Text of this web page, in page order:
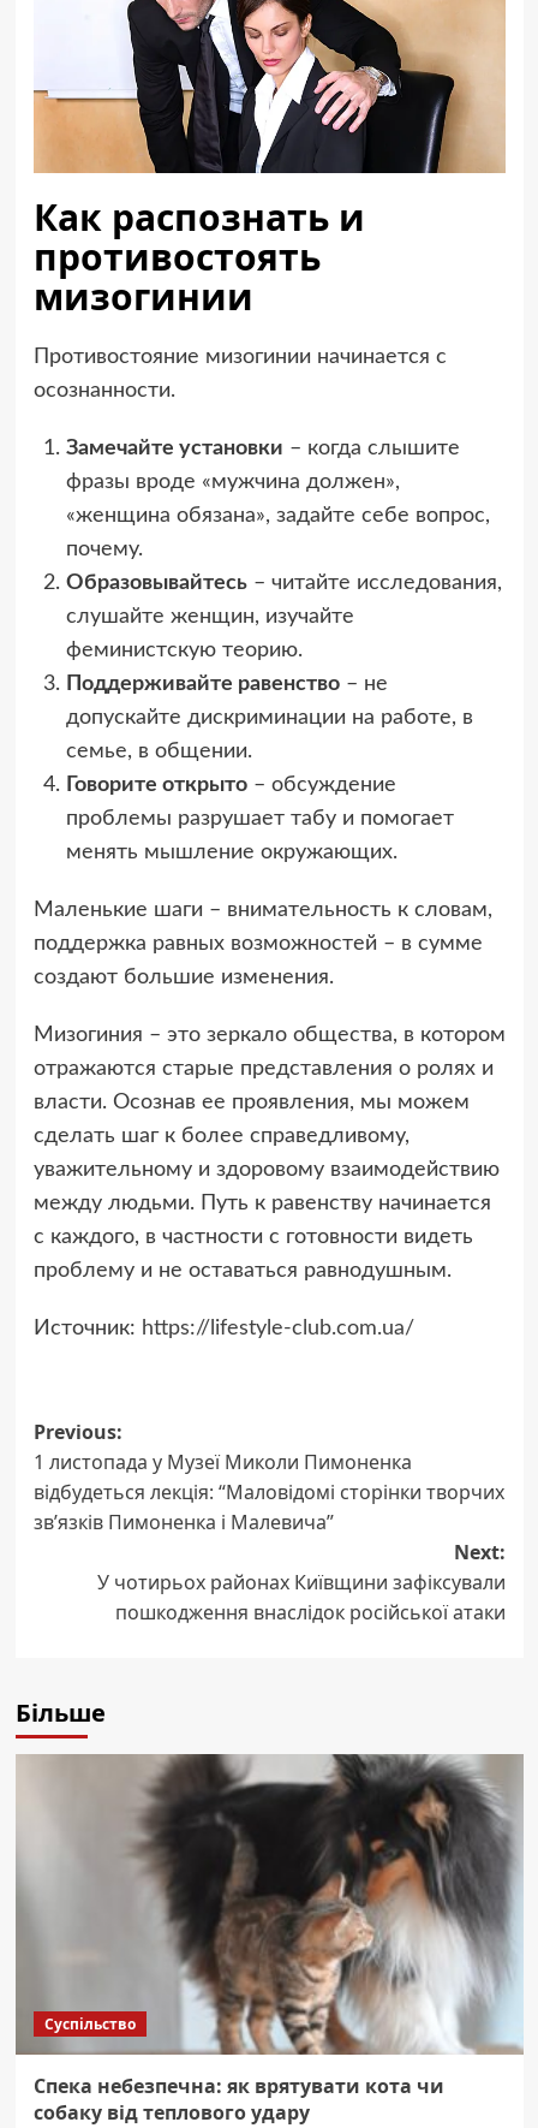
Как распознать и
противостоять
мизогинии
Противостояние мизогинии начинается с
осознанности.
Замечайте установки – когда слышите
фразы вроде «мужчина должен»,
«женщина обязана», задайте себе вопрос,
почему.
Образовывайтесь– читайте исследования,
слушайте женщин, изучайте
феминистскую теорию.
Поддерживайте равенство– не
допускайте дискриминации на работе, в
семье, в общении.
Говорите открыто– обсуждение
проблемы разрушает табу и помогает
менять мышление окружающих.
Маленькие шаги – внимательность к словам,
поддержка равных возможностей – в сумме
создают большие изменения.
Мизогиния – это зеркало общества, в котором
отражаются старые представления о ролях и
власти. Осознав ее проявления, мы можем
сделать шаг к более справедливому,
уважительному и здоровому взаимодействию
между людьми. Путь к равенству начинается
с каждого, в частности с готовности видеть
проблему и не оставаться равнодушным.
Источник: https://lifestyle-club.com.ua/
Post
navigation
Previous:
1 листопада у Музеї Миколи Пимоненка
відбудеться лекція: “Маловідомі сторінки творчих
зв’язків Пимоненка і Малевича”
Next:
У чотирьох районах Київщини зафіксували
пошкодження внаслідок російської атаки
Більше
Суспільство
Спека небезпечна: як врятувати кота чи
собаку від теплового удару